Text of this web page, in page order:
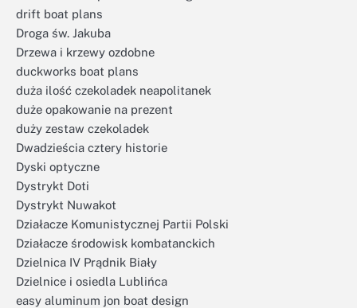
drift boat plans
Droga św. Jakuba
Drzewa i krzewy ozdobne
duckworks boat plans
duża ilość czekoladek neapolitanek
duże opakowanie na prezent
duży zestaw czekoladek
Dwadzieścia cztery historie
Dyski optyczne
Dystrykt Doti
Dystrykt Nuwakot
Działacze Komunistycznej Partii Polski
Działacze środowisk kombatanckich
Dzielnica IV Prądnik Biały
Dzielnice i osiedla Lublińca
easy aluminum jon boat design